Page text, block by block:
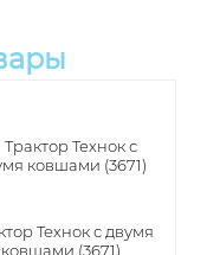
Технок с двумя
ковшами (3671)